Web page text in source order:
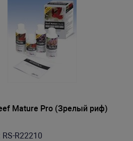
Mature Pro (Зрелый риф)
R22210